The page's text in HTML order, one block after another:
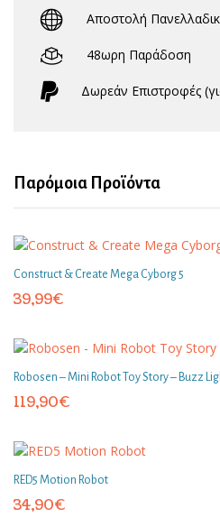
Αποστολή
48ωρη Παράδοση
Δωρεάν Eπιστροφές
Παρόμοια Προϊόντα
Construct & Create Mega Cyborg 5
39,99€
Robosen – Mini Robot Toy Story – Buzz
119,90€
RED5 Motion Robot
34,90€